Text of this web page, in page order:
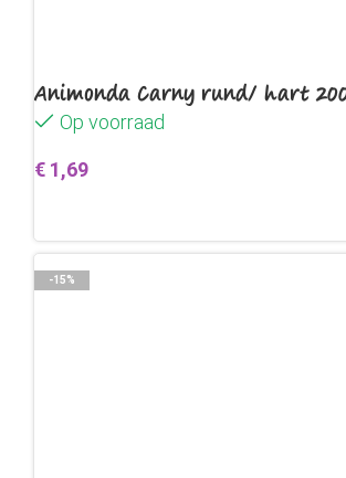
Animonda Carny rund/ hart
Op voorraad
€ 1,69
-15%